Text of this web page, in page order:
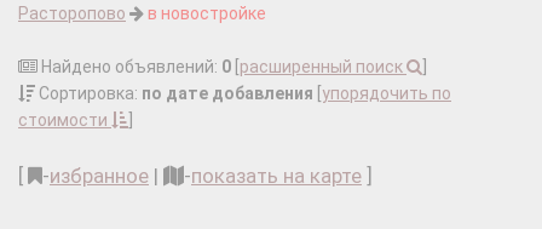
Расторопово
в новостройке
Найдено объявлений: 0 расширенный поиск
Сортировка: по дате добавления упорядочить по
стоимости
-избранное | -показать на карте